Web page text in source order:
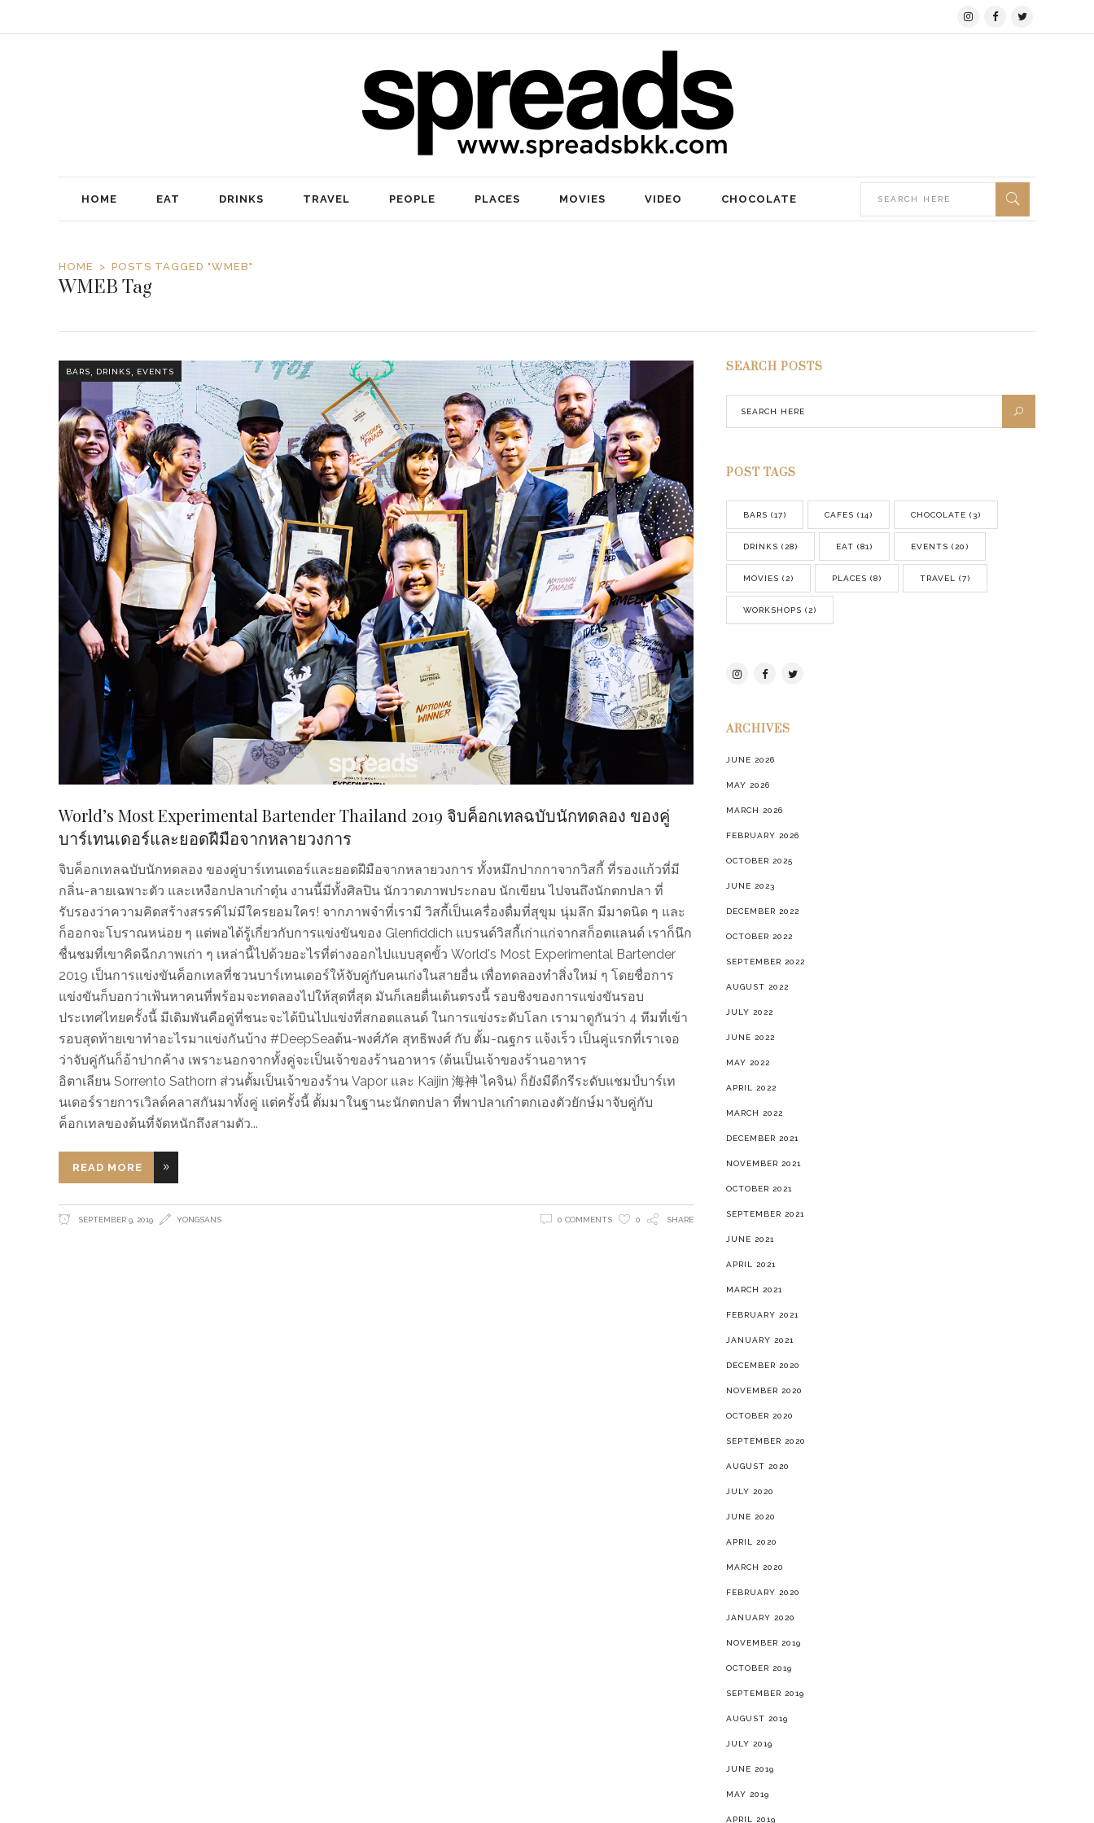
HOME EAT DRINKS TRAVEL PEOPLE PLACES MOVIES VIDEO CHOCOLATE
HOME POSTS TAGGED "WMEB"
WMEB Tag
BARS, DRINKS, EVENTS
World’s Most Experimental Bartender Thailand 2019 จิบค็อกเทลฉบับนักทดลอง ของคู่
บาร์เทนเดอร์และยอดฝีมือจากหลายวงการ
จิบค็อกเทลฉบับนักทดลอง ของคู่บาร์เทนเดอร์และยอดฝีมือจากหลายวงการ ทั้งหมึกปากกาจากวิสกี้ ที่รองแก้วที่มี
กลิ่น-ลายเฉพาะตัว และเหงือกปลาเก๋าตุ๋น งานนี้มีทั้งศิลปิน นักวาดภาพประกอบ นักเขียน ไปจนถึงนักตกปลา ที่
รับรองว่าความคิดสร้างสรรค์ไม่มีใครยอมใคร! จากภาพจำที่เรามี วิสกี้เป็นเครื่องดื่มที่สุขุม นุ่มลึก มีมาดนิด ๆ และ
ก็ออกจะโบราณหน่อย ๆ แต่พอได้รู้เกี่ยวกับการแข่งขันของ Glenfiddich แบรนด์วิสกี้เก่าแก่จากสก็อตแลนด์ เราก็นึก
ชื่นชมที่เขาคิดฉีกภาพเก่า ๆ เหล่านี้ไปด้วยอะไรที่ต่างออกไปแบบสุดขั้ว World's Most Experimental Bartender
2019 เป็นการแข่งขันค็อกเทลที่ชวนบาร์เทนเดอร์ให้จับคู่กับคนเก่งในสายอื่น เพื่อทดลองทำสิ่งใหม่ ๆ โดยชื่อการ
แข่งขันก็บอกว่าเฟ้นหาคนที่พร้อมจะทดลองไปให้สุดที่สุด มันก็เลยตื่นเต้นตรงนี้ รอบชิงของการแข่งขันรอบ
ประเทศไทยครั้งนี้ มีเดิมพันคือคู่ที่ชนะจะได้บินไปแข่งที่สกอตแลนด์ ในการแข่งระดับโลก เรามาดูกันว่า 4 ทีมที่เข้า
รอบสุดท้ายเขาทำอะไรมาแข่งกันบ้าง #DeepSeaต้น-พงศ์ภัค สุทธิพงศ์ กับ ตั้ม-ณฐกร แจ้งเร็ว เป็นคู่แรกที่เราเจอ
ว่าจับคู่กันก็อ้าปากค้าง เพราะนอกจากทั้งคู่จะเป็นเจ้าของร้านอาหาร (ต้นเป็นเจ้าของร้านอาหาร
อิตาเลียน Sorrento Sathorn ส่วนตั้มเป็นเจ้าของร้าน Vapor และ Kaijin 海神 ไคจิน) ก็ยังมีดีกรีระดับแชมป์บาร์เท
นเดอร์รายการเวิลด์คลาสกันมาทั้งคู่ แต่ครั้งนี้ ตั้มมาในฐานะนักตกปลา ที่พาปลาเก๋าตกเองตัวยักษ์มาจับคู่กับ
ค็อกเทลของต้นที่จัดหนักถึงสามตัว
READ MORE
SEPTEMBER 9, 2019 YONGSANS 0 COMMENTS 0 SHARE
SEARCH POSTS
POST TAGS
BARS (17) CAFES (14) CHOCOLATE (3)
DRINKS (28) EAT (81) EVENTS (20)
MOVIES (2) PLACES (8) TRAVEL (7)
WORKSHOPS (2)
ARCHIVES
JUNE 2026
MAY 2026
MARCH 2026
FEBRUARY 2026
OCTOBER 2025
JUNE 2023
DECEMBER 2022
OCTOBER 2022
SEPTEMBER 2022
AUGUST 2022
JULY 2022
JUNE 2022
MAY 2022
APRIL 2022
MARCH 2022
DECEMBER 2021
NOVEMBER 2021
OCTOBER 2021
SEPTEMBER 2021
JUNE 2021
APRIL 2021
MARCH 2021
FEBRUARY 2021
JANUARY 2021
DECEMBER 2020
NOVEMBER 2020
OCTOBER 2020
SEPTEMBER 2020
AUGUST 2020
JULY 2020
JUNE 2020
APRIL 2020
MARCH 2020
FEBRUARY 2020
JANUARY 2020
NOVEMBER 2019
OCTOBER 2019
SEPTEMBER 2019
AUGUST 2019
JULY 2019
JUNE 2019
MAY 2019
APRIL 2019